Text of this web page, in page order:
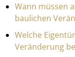
Wann müssen
baulichen
Welche
Veränderung